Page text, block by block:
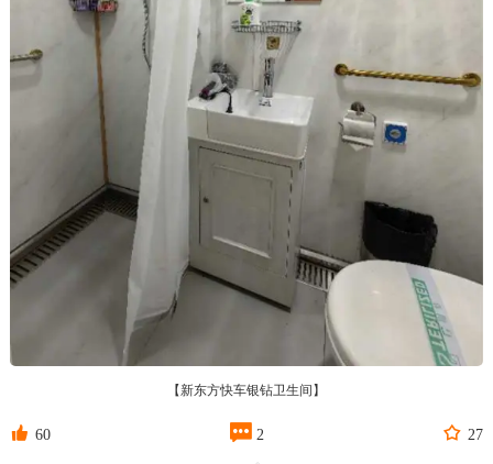
【新东方快车银钻卫生间】
 60  2  27